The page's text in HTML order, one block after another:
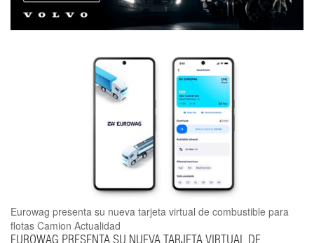
Eurowag presenta su nueva tarjeta virtual de combustible para
flotas Camion Actualidad